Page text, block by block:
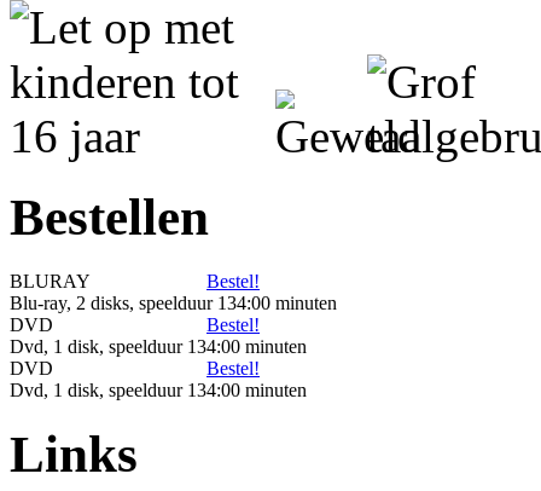
Bestellen
BLURAY
Bestel!
Blu-ray, 2 disks, speelduur 134:00 minuten
DVD
Bestel!
Dvd, 1 disk, speelduur 134:00 minuten
DVD
Bestel!
Dvd, 1 disk, speelduur 134:00 minuten
Links